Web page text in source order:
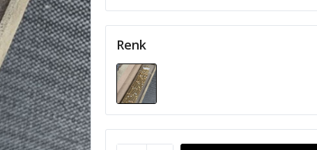
Renk